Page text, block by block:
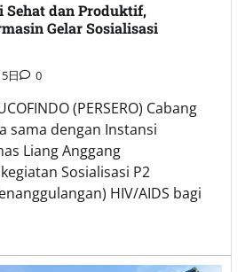
Sehat dan Produktif,
Gelar Sosialisasi
日 0
(PERSERO) Cabang
sama dengan Instansi
Liang Anggang
Sosialisasi P2
HIV/AIDS bagi